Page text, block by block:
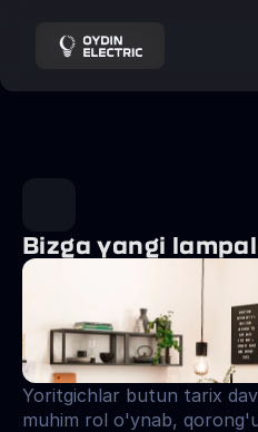
Bizga yangi
Yoritgichlar butun tarix
muhim rol o'ynab,